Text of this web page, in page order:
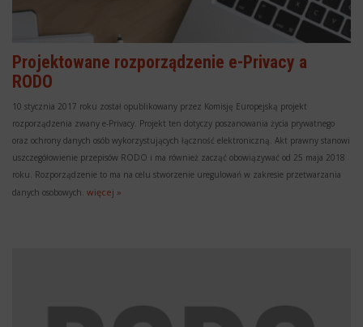
Projektowane rozporządzenie e-Privacy a
RODO
10 stycznia 2017 roku został opublikowany przez Komisję Europejską projekt
rozporządzenia zwany e-Privacy. Projekt ten dotyczy poszanowania życia prywatnego
oraz ochrony danych osób wykorzystujących łączność elektroniczną. Akt prawny stanowi
uszczegółowienie przepisów RODO i ma również zacząć obowiązywać od 25 maja 2018
roku. Rozporządzenie to ma na celu stworzenie uregulowań w zakresie przetwarzania
danych osobowych. więcej »